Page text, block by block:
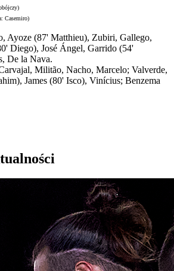
Casemiro)
Ayoze (87' Matthieu), Zubiri, Gallego,
Diego), José Ángel, Garrido (54'
De la Nava.
Militão, Nacho, Marcelo; Valverde,
James (80' Isco), Vinícius; Benzema